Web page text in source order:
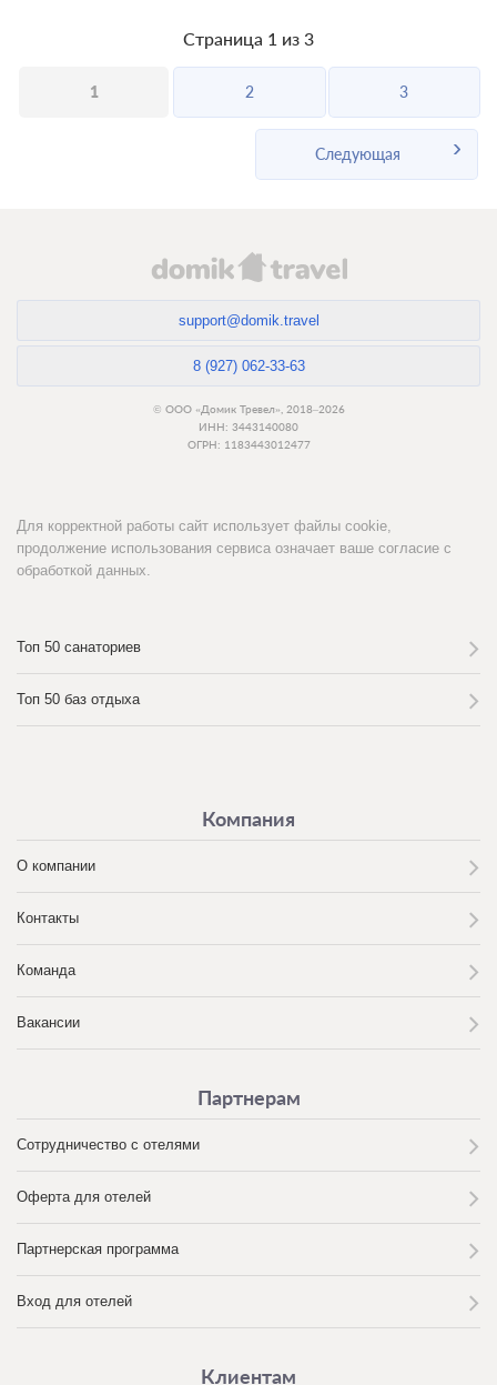
Страница 1 из 3
1 2 3
Следующая
support@domik.travel
8 (927) 062-33-63
© ООО «Домик Тревел», 2018–2026
ИНН: 3443140080
ОГРН: 1183443012477
Топ 50 санаториев
Топ 50 баз отдыха
Компания
О компании
Контакты
Команда
Вакансии
Партнерам
Сотрудничество с отелями
Оферта для отелей
Партнерская программа
Вход для отелей
Клиентам
Для корректной работы сайт использует файлы cookie,
продолжение использования сервиса означает ваше согласие с
обработкой данных.